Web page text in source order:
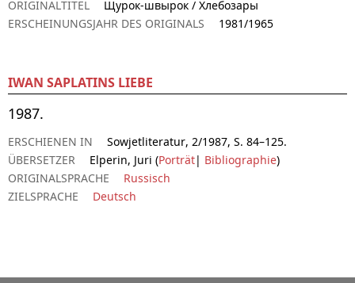
ORIGINALTITEL
Щурок-швырок / Хлебозары
ERSCHEINUNGSJAHR DES ORIGINALS
1981/1965
IWAN SAPLATINS LIEBE
1987.
ERSCHIENEN IN
Sowjetliteratur, 2/1987, S. 84–125.
ÜBERSETZER
Elperin, Juri (Porträt| Bibliographie)
ORIGINALSPRACHE
Russisch
ZIELSPRACHE
Deutsch